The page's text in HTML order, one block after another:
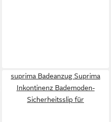
suprima Badeanzug Suprima
Inkontinenz Bademoden-
Sicherheitsslip für